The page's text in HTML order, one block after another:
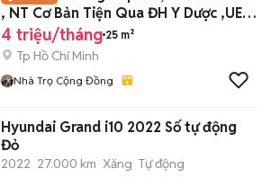
, NT Cơ Bản Tiện Qua ĐH Y Dược ,UEH
, VHU
4 triệu/tháng 25 m²
Tp Hồ Chí Minh
Nhà Trọ Cộng Đồng
Hyundai Grand i10 2022 Số tự động
Đỏ
2022 27.000 km Xăng Tự động